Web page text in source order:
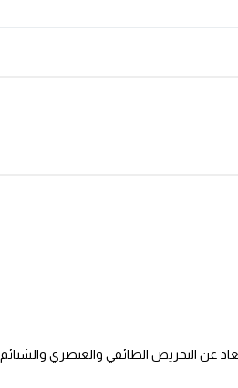
عن التحريض الطائفي والعنصري والشتائم.